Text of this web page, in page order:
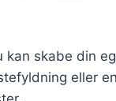
skabe din
eller